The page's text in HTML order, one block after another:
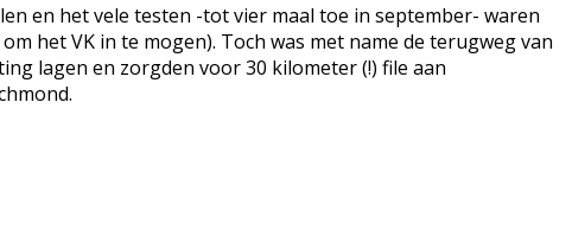
en het vele testen -tot vier maal toe in september- waren
het VK in te mogen). Toch was met name de terugweg van
lagen en zorgden voor 30 kilometer (!) file aan